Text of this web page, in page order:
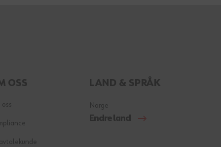
OSS
oss
LAND & SPRÅK
Norge
Endre land